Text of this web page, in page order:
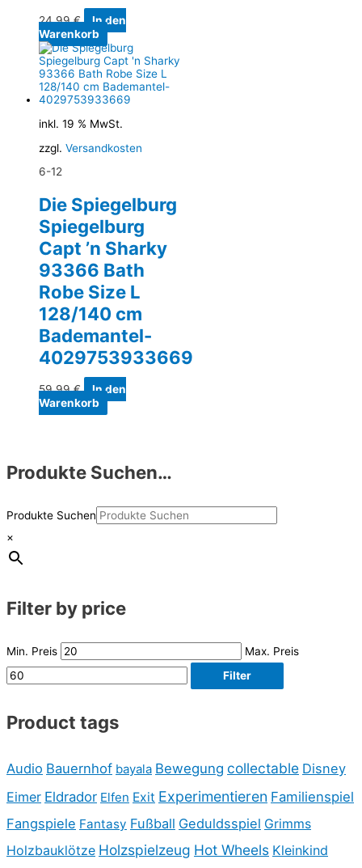
24,99€
In den
Warenkorb
inkl. 19 % MwSt.
zzgl. Versandkosten
6-12
Die Spiegelburg
Spiegelburg
Capt ’n Sharky
93366 Bath
Robe Size L
128/140 cm
Bademantel-
4029753933669
59,99€
In den
Warenkorb
Produkte Suchen…
Produkte Suchen
×
Filter by price
Min. Preis
Max. Preis
Filter
Product tags
Audio Bauernhof bayala Bewegung collectable Disney
Eimer Eldrador Elfen Exit Experimentieren Familienspiel
Fangspiele Fantasy Fußball Geduldsspiel Grimms
Holzbauklötze Holzspielzeug Hot Wheels Kleinkind